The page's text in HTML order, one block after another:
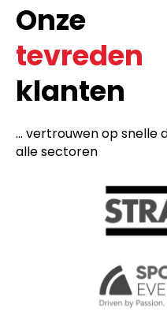
Onze
tevreden
klanten
... vertrouwen op snelle
alle sectoren